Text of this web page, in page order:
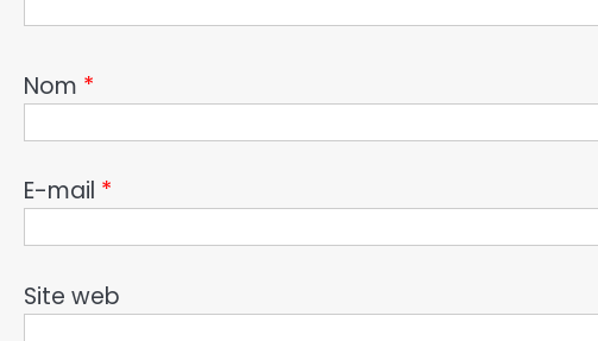
Nom *
E-mail *
Site web